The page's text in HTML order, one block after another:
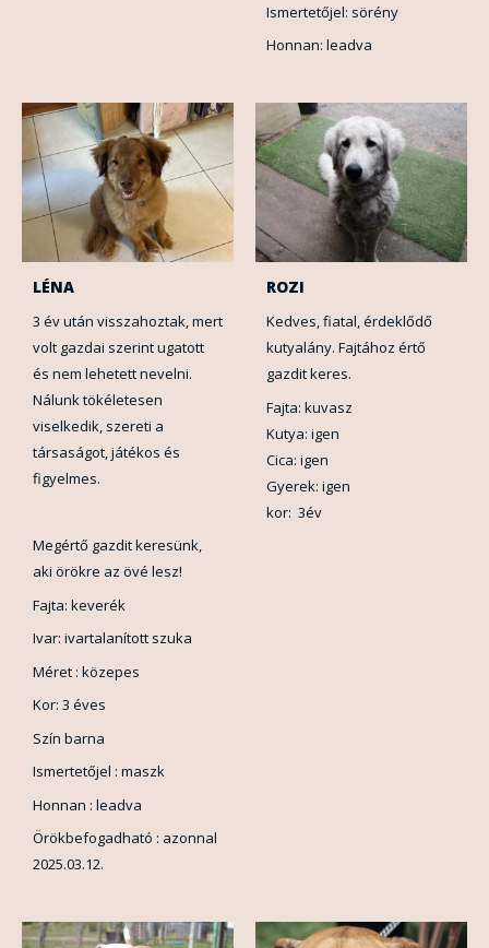
Ismertetőjel: sörény
Honnan: leadva
LÉNA
3 év után visszahoztak, mert
volt gazdai szerint ugatott
és nem lehetett nevelni.
Nálunk tökéletesen
viselkedik, szereti a
társaságot, játékos és
figyelmes.
Megértő gazdit keresünk,
aki örökre az övé lesz!
Fajta: keverék
Ivar: ivartalanított szuka
Méret : közepes
Kor: 3 éves
Szín barna
Ismertetőjel : maszk
Honnan : leadva
Örökbefogadható : azonnal
2025.03.12.
ROZI
Kedves, fiatal, érdeklődő
kutyalány. Fajtához értő
gazdit keres.
Fajta: kuvasz
Kutya: igen
Cica: igen
Gyerek: igen
kor: 3év